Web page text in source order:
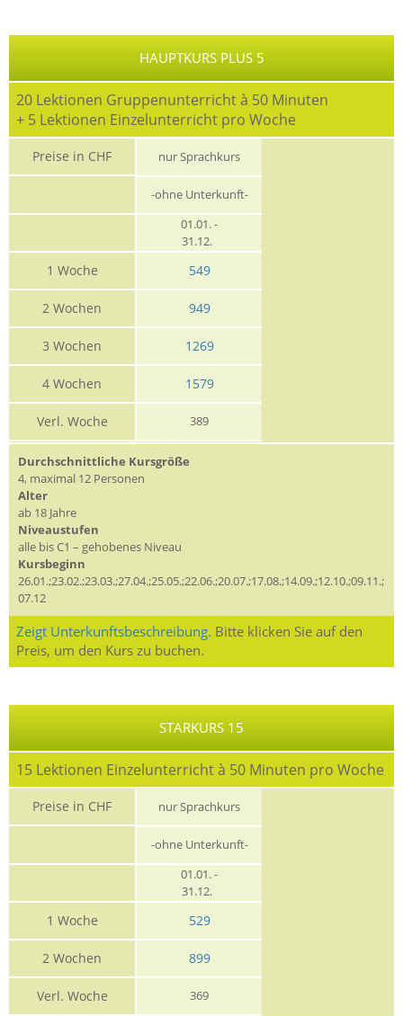
HAUPTKURS PLUS 5
20 Lektionen Gruppenunterricht à 50 Minuten
+ 5 Lektionen Einzelunterricht pro Woche
Preise in CHF nur Sprachkurs
-ohne Unterkunft-
01.01. -
31.12.
1 Woche 549
2 Wochen 949
3 Wochen 1269
4 Wochen 1579
Verl. Woche 389
Durchschnittliche Kursgröße
4, maximal 12 Personen
Alter
ab 18 Jahre
Niveaustufen
alle bis C1 – gehobenes Niveau
Kursbeginn
26.01.;23.02.;23.03.;27.04.;25.05.;22.06.;20.07.;17.08.;14.09.;12.10.;09.11.;
07.12
Zeigt Unterkunftsbeschreibung. Bitte klicken Sie auf den
Preis, um den Kurs zu buchen.
STARKURS 15
15 Lektionen Einzelunterricht à 50 Minuten pro Woche
Preise in CHF nur Sprachkurs
-ohne Unterkunft-
01.01. -
31.12.
1 Woche 529
2 Wochen 899
Verl. Woche 369